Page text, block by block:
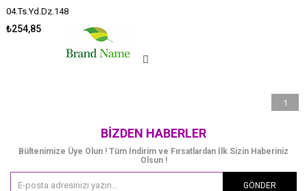
04.Ts.Yd.Dz.148
₺254,85
1
BIZDEN HABERLER
Bültenimize Üye Olun ! Tüm İndirim ve Fırsatlardan İlk Sizin Haberiniz
Olsun !
GÖNDER